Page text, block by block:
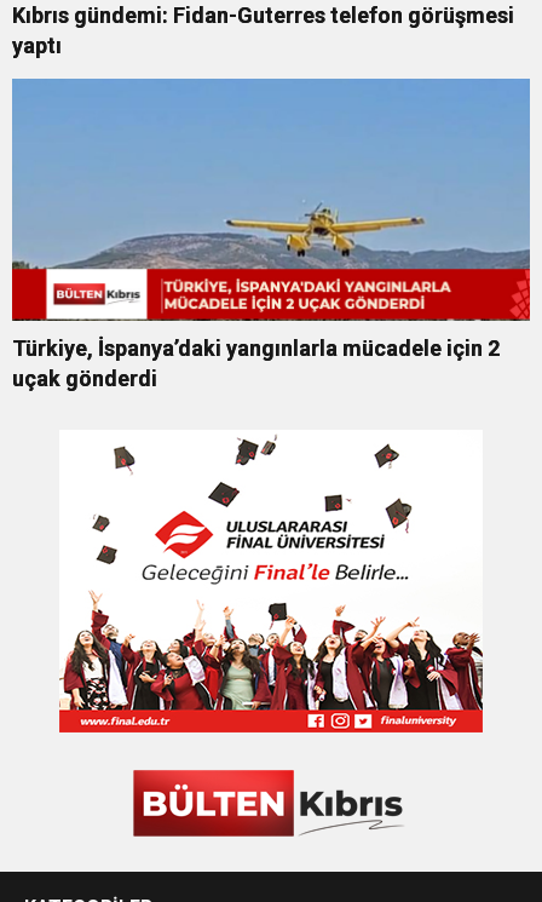
Kıbrıs gündemi: Fidan-Guterres telefon görüşmesi
yaptı
Türkiye, İspanya’daki yangınlarla mücadele için 2
uçak gönderdi